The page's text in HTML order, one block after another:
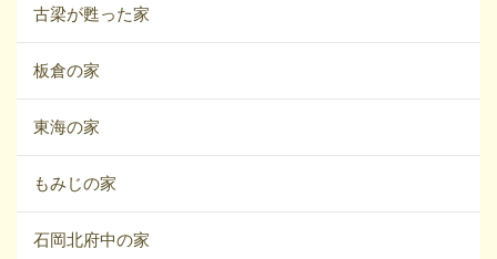
古梁が甦った家
板倉の家
東海の家
もみじの家
石岡北府中の家